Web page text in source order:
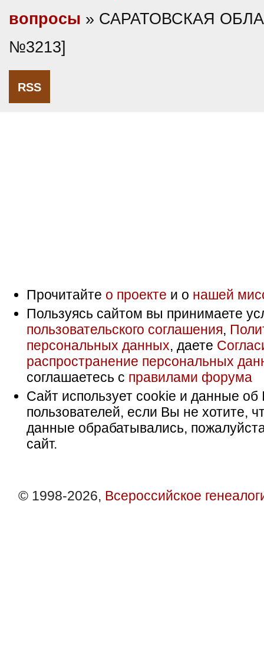
вопросы » САРАТОВСКАЯ
№3213]
RSS
Прочитайте о проекте и о нашей
Пользуясь сайтом вы принимаете
пользовательского соглашения,
персональных данных, даете
распространение персональных
соглашаетесь с правилами форума
Сайт использует cookie и данные об
пользователей, если Вы не хотите,
данные обрабатывались,
сайт.
© 1998-2026, Всероссийское